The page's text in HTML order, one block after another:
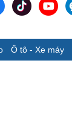
Ô tô - Xe máy